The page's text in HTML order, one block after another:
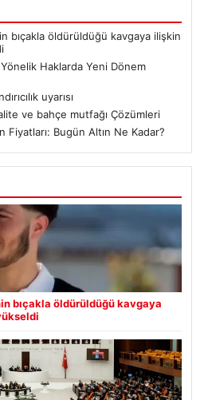
bıçakla öldürüldüğü kavgaya ilişkin
Haklarda Yeni Dönem
uyarısı
ve bahçe mutfağı Çözümleri
Fiyatları: Bugün Altın Ne Kadar?
bıçakla öldürüldüğü kavgaya